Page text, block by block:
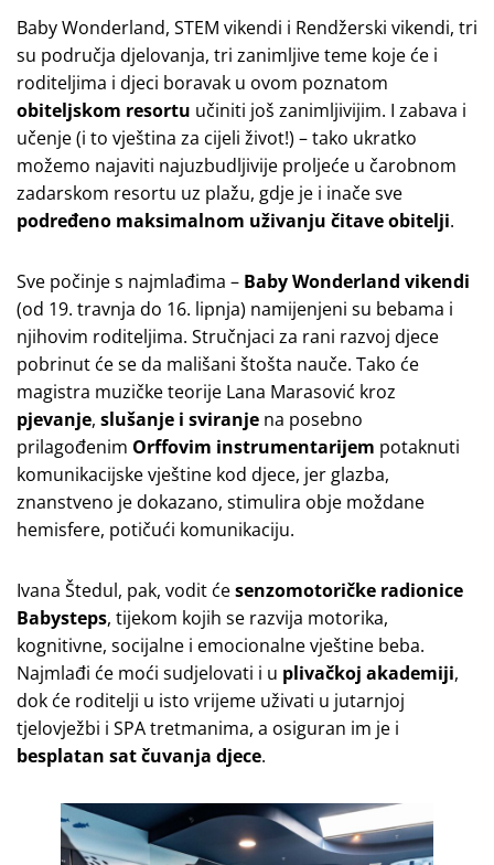
Baby Wonderland, STEM vikendi i Rendžerski vikendi, tri
su područja djelovanja, tri zanimljive teme koje će i
roditeljima i djeci boravak u ovom poznatom
obiteljskom resortu učiniti još zanimljivijim. I zabava i
učenje (i to vještina za cijeli život!) – tako ukratko
možemo najaviti najuzbudljivije proljeće u čarobnom
zadarskom resortu uz plažu, gdje je i inače sve
podređeno maksimalnom uživanju čitave obitelji.
Sve počinje s najmlađima – Baby Wonderland vikendi
(od 19. travnja do 16. lipnja) namijenjeni su bebama i
njihovim roditeljima. Stručnjaci za rani razvoj djece
pobrinut će se da mališani štošta nauče. Tako će
magistra muzičke teorije Lana Marasović kroz
pjevanje, slušanje i sviranje na posebno
prilagođenim Orffovim instrumentarijem potaknuti
komunikacijske vještine kod djece, jer glazba,
znanstveno je dokazano, stimulira obje moždane
hemisfere, potičući komunikaciju.
Ivana Štedul, pak, vodit ćesenzomotoričke radionice
Babysteps, tijekom kojih se razvija motorika,
kognitivne, socijalne i emocionalne vještine beba.
Najmlađi će moći sudjelovati i u plivačkoj akademiji,
dok će roditelji u isto vrijeme uživati u jutarnjoj
tjelovježbi i SPA tretmanima, a osiguran im je i
besplatan sat čuvanja djece.